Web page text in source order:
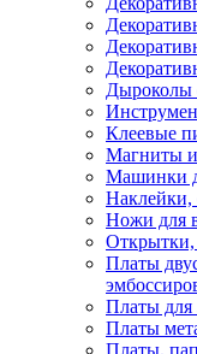
Дыроколы
Клеевые
Магниты
Машинки
Наклейки,
Ножи для
Открытки,
Платы
Платы для
Платы
Платы,